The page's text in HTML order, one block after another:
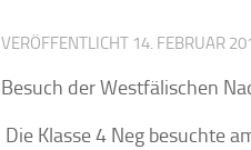
VERÖFFENTLICHT 14. FEBRUAR
Besuch der Westfälischen
Die Klasse 4 Neg besuchte